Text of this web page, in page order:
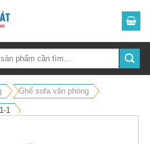
Ghế sofa văn phòng
1